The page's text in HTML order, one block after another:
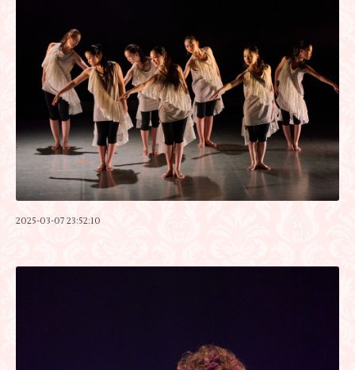
2025-03-07 23:52:10